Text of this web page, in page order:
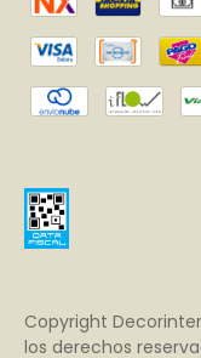
Copyright
los derechos